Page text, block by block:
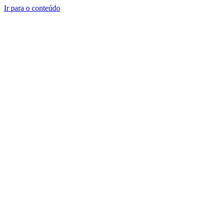
Ir para o conteúdo